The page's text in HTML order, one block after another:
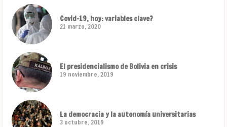
Covid-19, hoy: variables clave?
21 marzo, 2020
El presidencialismo de Bolivia en crisis
19 noviembre, 2019
La democracia y la autonomía universitarias
3 octubre, 2019